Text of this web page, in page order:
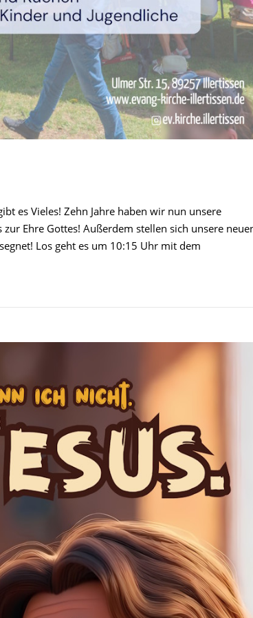
es Vieles! Zehn Jahre haben wir nun unsere
Ehre Gottes! Außerdem stellen sich unsere
Los geht es um 10:15 Uhr mit dem